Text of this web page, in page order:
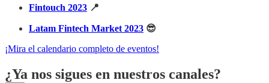
Fintouch 2023 📍
Latam Fintech Market 2023 😎
¡Mira el calendario completo de eventos!
¿Ya nos sigues en nuestros canales?